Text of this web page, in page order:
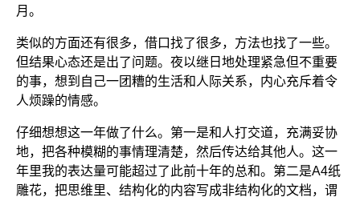
月。
类似的方面还有很多，借口找了很多，方法也找了一些。
但结果心态还是出了问题。夜以继日地处理紧急但不重要
的事，想到自己一团糟的生活和人际关系，内心充斥着令
人烦躁的情感。
仔细想想这一年做了什么。第一是和人打交道，充满妥协
地，把各种模糊的事情理清楚，然后传达给其他人。这一
年里我的表达量可能超过了此前十年的总和。第二是A4纸
雕花，把思维里、结构化的内容写成非结构化的文档，谓